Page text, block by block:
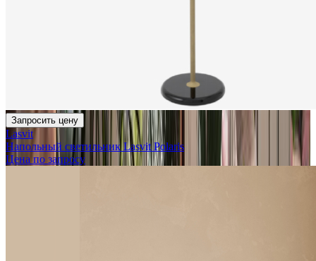
Запросить цену
Lasvit
Напольный светильник Lasvit Polaris
Цена по запросу